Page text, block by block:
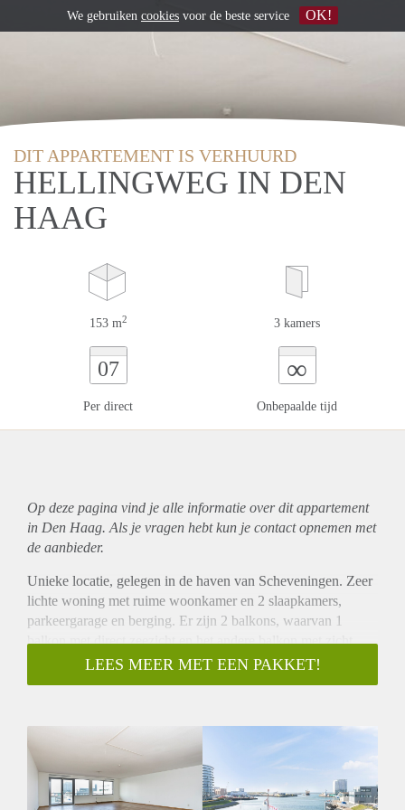
DIT APPARTEMENT IS VERHUURD
HELLINGWEG IN DEN
HAAG
153 m2 3 kamers
07
Per direct
∞
Onbepaalde tijd
Op deze pagina vind je alle informatie over ditappartement
in Den Haag. Als je vragen hebt kun je contact opnemen met
de aanbieder.
Unieke locatie, gelegen in de haven van Scheveningen. Zeer
lichte woning met ruime woonkamer en 2 slaapkamers,
parkeergarage en berging. Er zijn 2 balkons, waarvan 1
balkon met direct zeezicht en het andere balkon met zicht
over de gehele haven.
OMSCHRIJVING
Entree, hal die toegang geeft tot alle vertrekken. Zeer ruime
woonkamer met open keuken voorzien van inbouw
apparatuur; koelkast, vriezer, vaatwasser, kookplaat, afzuiger
en oven. Ruim en zonnige balkon met zeezicht. 2
LEES MEER MET EEN PAKKET!
We gebruiken cookies voor de beste service OK!